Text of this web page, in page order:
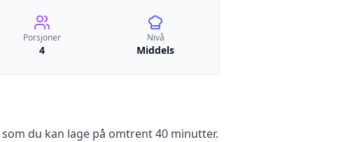
Porsjoner
4
Nivå
Middels
som du kan lage på omtrent 40 minutter.